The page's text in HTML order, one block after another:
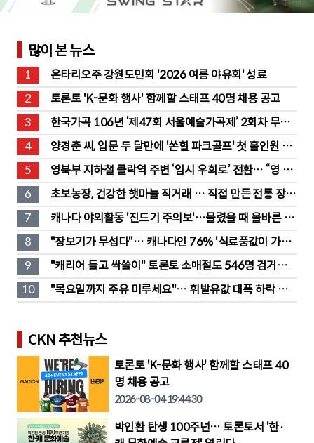
많이 본 뉴스
1
온타리오주 강원도민회 '2026 여름 야유회' 성료
2
토론토 'K-문화 행사' 함께할 스태프 40명 채용 공고
3
한국가곡 106년 ‘제47회 서울예술가곡제’ 2회차 무대
성황
4
양경춘 씨, 입문 두 달만에 '쏜힐 파크골프' 첫 홀인원 주
인공
5
영북부 지하철 클락역 주변 ‘임시 우회로’ 전환… “영 스
트리트 바뀐다”
6
초보농장, 건강한 햇마늘 직거래 … 직접 만든 전통 장류
도 판매
7
캐나다 야외활동 '진드기 주의보'…물렸을 때 올바른 대
처법은?
8
"장보기가 무섭다"… 캐나다인 76% '식료품값이 가장
부담'
9
"캐리어 들고 싹쓸이" 토론토 소매절도 546명 검거…
훔친 물건 재유통
10
"목요일까지 주유 미루세요"… 휘발유값 대폭 하락 예
고
CKN 추천뉴스
토론토 'K-문화 행사' 함께할 스태프 40
명 채용 공고
2026-08-04 19:44:30
박인환 탄생 100주년… 토론토서 '한·